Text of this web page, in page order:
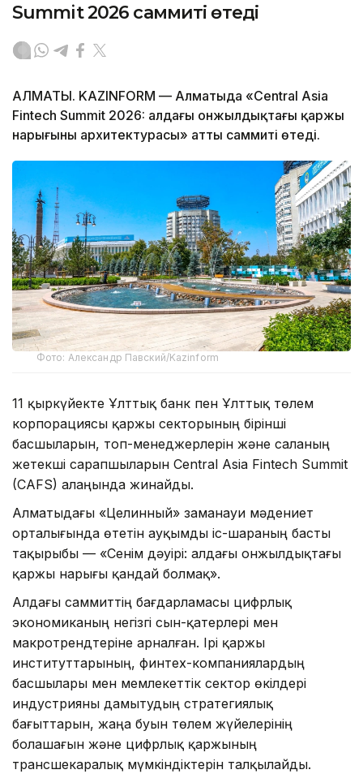
Summit 2026 саммиті өтеді
АЛМАТЫ. KAZINFORM — Алматыда «Central Asia
Fintech Summit 2026: алдағы онжылдықтағы қаржы
нарығының архитектурасы» атты саммиті өтеді.
Фото: Александр Павский/Kazinform
11 қыркүйекте Ұлттық банк пен Ұлттық төлем
корпорациясы қаржы секторының бірінші
басшыларын, топ-менеджерлерін және саланың
жетекші сарапшыларын Central Asia Fintech Summit
(CAFS) алаңында жинайды.
Алматыдағы «Целинный» заманауи мәдениет
орталығында өтетін ауқымды іс-шараның басты
тақырыбы — «Сенім дәуірі: алдағы онжылдықтағы
қаржы нарығы қандай болмақ».
Алдағы саммиттің бағдарламасы цифрлық
экономиканың негізгі сын-қатерлері мен
макротрендтеріне арналған. Ірі қаржы
институттарының, финтех-компаниялардың
басшылары мен мемлекеттік сектор өкілдері
индустрияны дамытудың стратегиялық
бағыттарын, жаңа буын төлем жүйелерінің
болашағын және цифрлық қаржының
трансшекаралық мүмкіндіктерін талқылайды.